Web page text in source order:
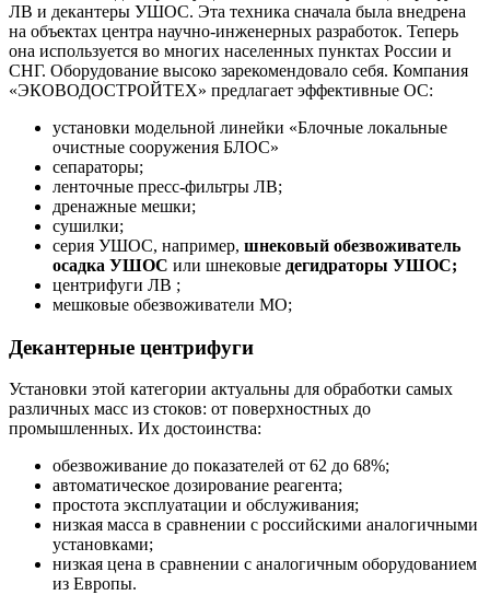
ЛВ и декантеры УШОС. Эта техника сначала была внедрена
на объектах центра научно-инженерных разработок. Теперь
она используется во многих населенных пунктах России и
СНГ. Оборудование высоко зарекомендовало себя. Компания
«ЭКОВОДОСТРОЙТЕХ» предлагает эффективные ОС:
установки модельной линейки «Блочные локальные
очистные сооружения БЛОС»
сепараторы;
ленточные пресс-фильтры ЛВ;
дренажные мешки;
сушилки;
серия УШОС, например, шнековый обезвоживатель
осадка УШОС или шнековые дегидраторы УШОС;
центрифуги ЛВ ;
мешковые обезвоживатели МО;
Декантерные центрифуги
Установки этой категории актуальны для обработки самых
различных масс из стоков: от поверхностных до
промышленных. Их достоинства:
обезвоживание до показателей от 62 до 68%;
автоматическое дозирование реагента;
простота эксплуатации и обслуживания;
низкая масса в сравнении с российскими аналогичными
установками;
низкая цена в сравнении с аналогичным оборудованием
из Европы.